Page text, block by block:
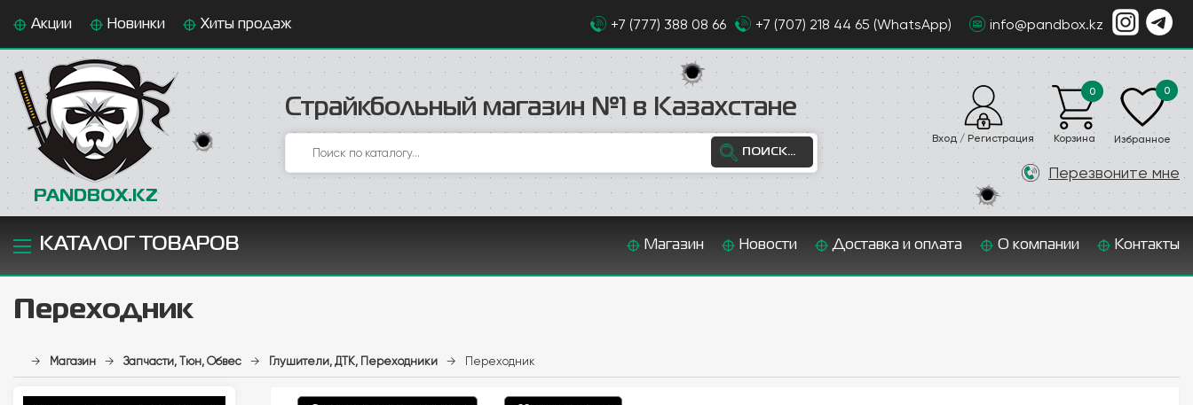
Акции Новинки Хиты продаж +7 (777) 388 08 66 +7 (707) 218 44 65 (WhatsApp) info@pandbox.kz
PANDBOX.KZ
Страйкбольный магазин №1 в Казахстане
ПОИСК...
Вход / Регистрация Корзина
0
Избранное
0
Перезвоните мне
КАТАЛОГ ТОВАРОВ Магазин Новости Доставка и оплата О компании Контакты
Переходник
→ Магазин → Запчасти, Тюн, Обвес → Глушители, ДТК, Переходники → Переходник